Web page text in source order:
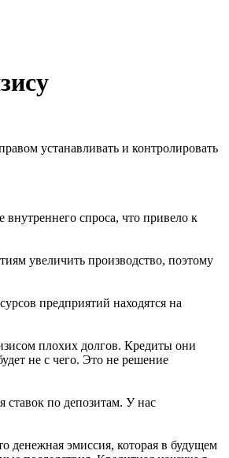
устанавливать и контролировать
спроса, что привело к
увеличить производство, поэтому
предприятий находятся на
плохих долгов. Кредиты они
не с чего. Это не решение
ставок по депозитам. У нас
денежная эмиссия, которая в будущем